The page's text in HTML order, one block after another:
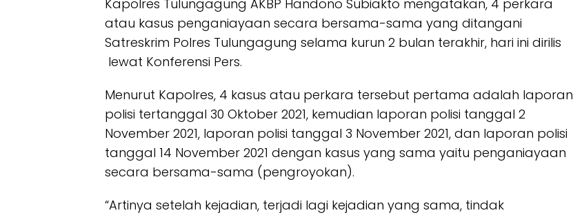
Kapolres Tulungagung AKBP Handono Subiakto mengatakan, 4 perkara
atau kasus penganiayaan secara bersama-sama yang ditangani
Satreskrim Polres Tulungagung selama kurun 2 bulan terakhir, hari ini dirilis
lewat Konferensi Pers.
Menurut Kapolres, 4 kasus atau perkara tersebut pertama adalah laporan
polisi tertanggal 30 Oktober 2021, kemudian laporan polisi tanggal 2
November 2021, laporan polisi tanggal 3 November 2021, dan laporan polisi
tanggal 14 November 2021 dengan kasus yang sama yaitu penganiayaan
secara bersama-sama (pengroyokan).
“Artinya setelah kejadian, terjadi lagi kejadian yang sama, tindak